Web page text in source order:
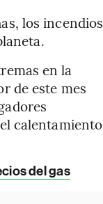
los incendios
en la
de este mes
calentamiento
del gas